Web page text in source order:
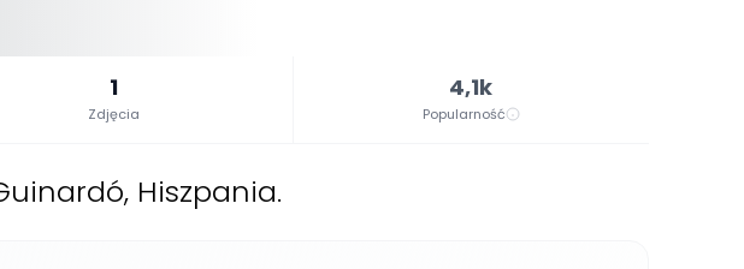
1
Zdjęcia
4,1k
Popularność
Hiszpania.